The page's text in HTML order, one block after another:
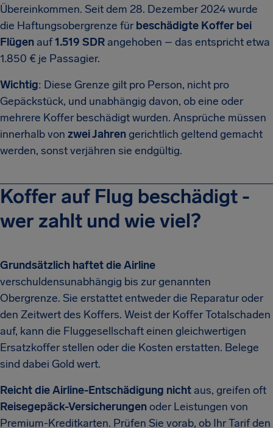
Übereinkommen. Seit dem 28. Dezember 2024 wurde
die Haftungsobergrenze für beschädigte Koffer bei
Flügen auf1.519 SDR angehoben – das entspricht etwa
1.850 € je Passagier.
Wichtig: Diese Grenze gilt pro Person, nicht pro
Gepäckstück, und unabhängig davon, ob eine oder
mehrere Koffer beschädigt wurden. Ansprüche müssen
innerhalb von zwei Jahrengerichtlich geltend gemacht
werden, sonst verjähren sie endgültig.
Koffer auf Flug beschädigt -
wer zahlt und wie viel?
Grundsätzlich haftet die Airline
verschuldensunabhängig bis zur genannten
Obergrenze. Sie erstattet entweder die Reparatur oder
den Zeitwert des Koffers. Weist der Koffer Totalschaden
auf, kann die Fluggesellschaft einen gleichwertigen
Ersatzkoffer stellen oder die Kosten erstatten. Belege
sind dabei Gold wert.
Reicht die Airline-Entschädigung nicht aus, greifen oft
Reisegepäck-Versicherungenoder Leistungen von
Premium-Kreditkarten. Prüfen Sie vorab, ob Ihr Tarif den